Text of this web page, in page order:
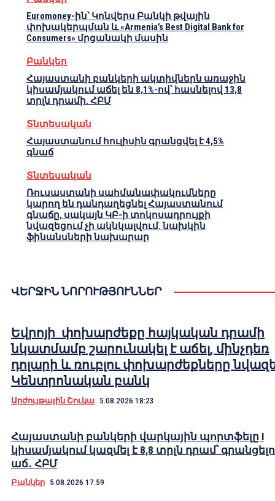
Euromoney-ին՝ Կոնվերս Բանկի թվային
փոխակերպման և «Armenia’s Best Digital Bank for
Consumers» մրցանակի մասին
Բանկեր
Հայաստանի բանկերի ակտիվներն առաջին
կիսամյակում աճել են 8,1%-ով՝ հասնելով 13,8
տրլն դրամի. ՀԲՄ
Տնտեսական
Հայաստանում հուլիսին գրանցվել է 4,5%
գնաճ
Տնտեսական
Ռուսաստանի սահմանափակումները
կարող են դանդաղեցնել Հայաստանում
գնաճը, սակայն ԿԲ-ի տոկոսադրույքի
նվազեցում չի ակնկալվում. նախկին
ֆինանսների նախարար
ՎԵՐՋԻՆ ՆՈՐՈՒԹՅՈՒՆՆԵՐ
Եվրոյի փոխարժեքը հայկական դրամի
նկատմամբ շարունակել է աճել, մինչդեռ
դոլարի և ռուբլու փոխարժեքները
Կենտրոնական բանկ
Արժույթային Շուկա 5.08.2026 18:23
Հայաստանի բանկերի վարկային պորտֆելը I
կիսամյակում կազմել է 8,8 տրլն դրամ՝
աճ․ ՀԲՄ
Բանկեր 5.08.2026 17:59